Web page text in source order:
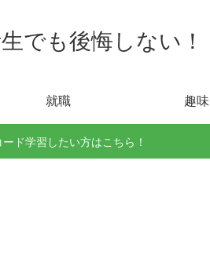
でも後悔しない！
就職 趣味
ード学習したい方はこちら！